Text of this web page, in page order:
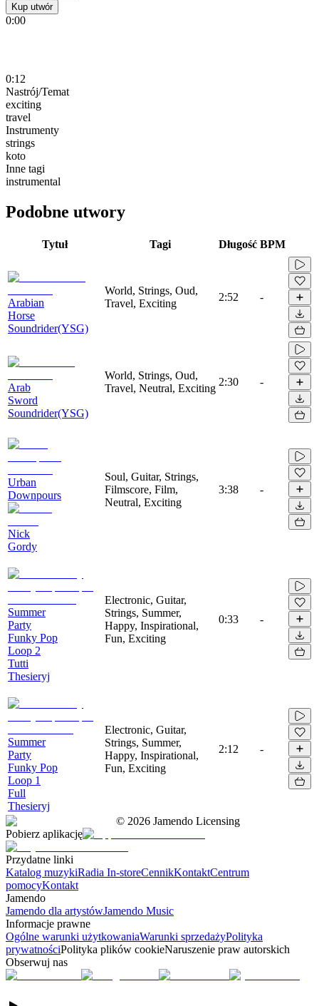
Kup utwór
0:00
0:12
Nastrój/Temat
exciting
travel
Instrumenty
strings
koto
Inne tagi
instrumental
Podobne utwory
Tytuł Tagi Długość BPM
Arabian
Horse
Soundrider(YSG)
World, Strings, Oud,
Travel, Exciting
2:52 -
Arab
Sword
Soundrider(YSG)
World, Strings, Oud,
Travel, Neutral, Exciting
2:30 -
Urban
Downpours
Nick
Gordy
Soul, Guitar, Strings,
Filmscore, Film,
Neutral, Exciting
3:38 -
Summer
Party
Funky Pop
Loop 2
Tutti
Thesieryj
Electronic, Guitar,
Strings, Summer,
Happy, Inspirational,
Fun, Exciting
0:33 -
Summer
Party
Funky Pop
Loop 1
Full
Thesieryj
Electronic, Guitar,
Strings, Summer,
Happy, Inspirational,
Fun, Exciting
2:12 -
© 2026 Jamendo Licensing
Pobierz aplikację
Przydatne linki
Katalog muzykiRadia In-storeCennikKontaktCentrum
pomocyKontakt
Jamendo
Jamendo dla artystówJamendo Music
Informacje prawne
Ogólne warunki użytkowaniaWarunki sprzedażyPolityka
prywatnościPolityka plików cookieNaruszenie praw autorskich
Obserwuj nas